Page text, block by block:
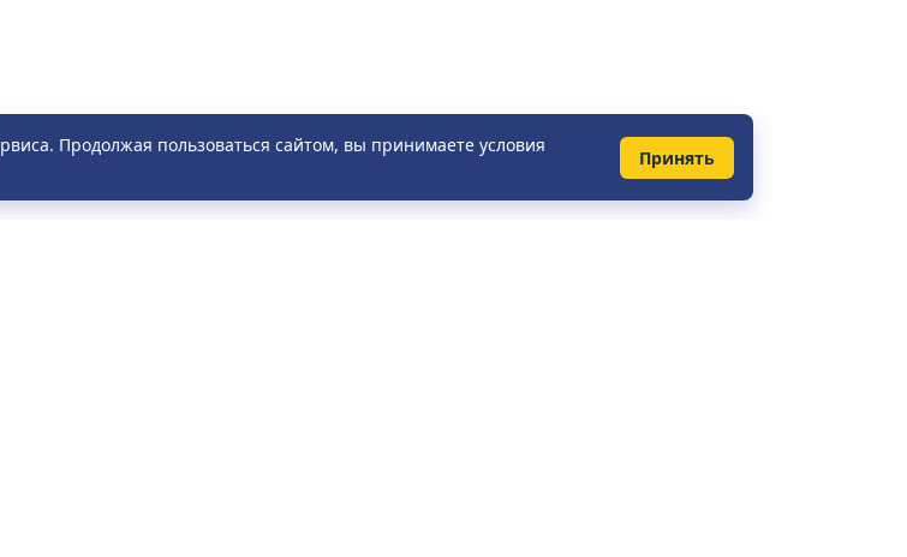
Продолжая пользоваться сайтом, вы принимаете условия
Принять